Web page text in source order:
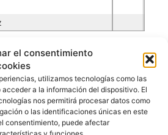
el consentimiento
utilizamos tecnologías como las
a la información del dispositivo. El
nos permitirá procesar datos como
o las identificaciones únicas en este
consentimiento, puede afectar
SAN JOSE
Puntuación
Jugador
Promedio
Po
Goles
Concedidos
Partidos
Jugador